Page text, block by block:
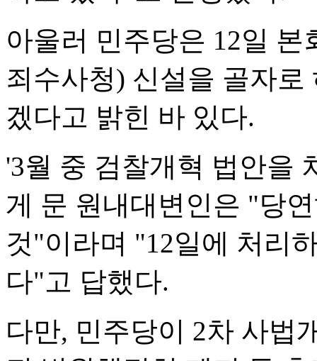
아울러 민주당은 12일 본
죄수사청) 신설을 골자
겠다고 밝힌 바 있다.
'3월 중 검찰개혁 법안을
게 문 원내대변인은 "당
것"이라며 "12일에 처리
다"고 답했다.
다만, 민주당이 2차 사법